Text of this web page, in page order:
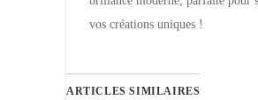
vos créations uniques !
ARTICLES SIMILAIRES